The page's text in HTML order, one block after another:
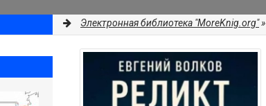
Электронная библиотека "MoreKnig.org"»